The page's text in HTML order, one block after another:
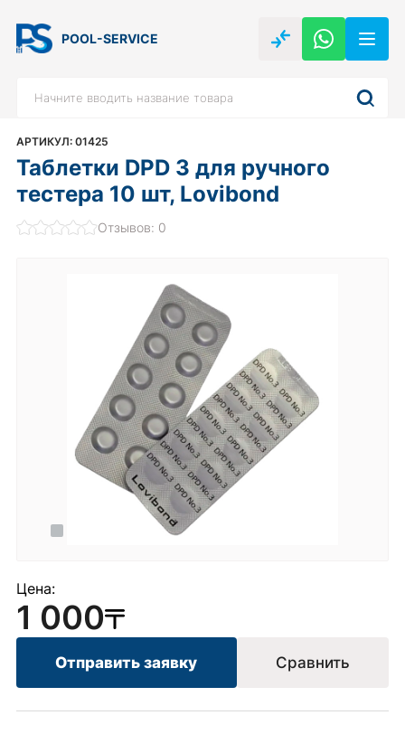
POOL-SERVICE
АРТИКУЛ: 01425
Таблетки DPD 3 для ручного
тестера 10 шт, Lovibond
Отзывов: 0
Цена:
1 000
Отправить заявку Сравнить